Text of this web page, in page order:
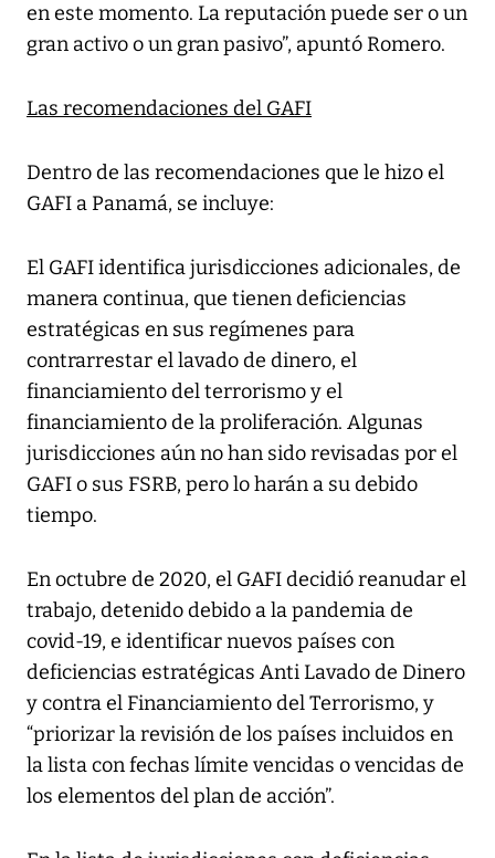
en este momento. La reputación puede ser o un
gran activo o un gran pasivo”, apuntó Romero.
Las recomendaciones del GAFI
Dentro de las recomendaciones que le hizo el
GAFI a Panamá, se incluye:
El GAFI identifica jurisdicciones adicionales, de
manera continua, que tienen deficiencias
estratégicas en sus regímenes para
contrarrestar el lavado de dinero, el
financiamiento del terrorismo y el
financiamiento de la proliferación. Algunas
jurisdicciones aún no han sido revisadas por el
GAFI o sus FSRB, pero lo harán a su debido
tiempo.
En octubre de 2020, el GAFI decidió reanudar el
trabajo, detenido debido a la pandemia de
covid-19, e identificar nuevos países con
deficiencias estratégicas Anti Lavado de Dinero
y contra el Financiamiento del Terrorismo, y
“priorizar la revisión de los países incluidos en
la lista con fechas límite vencidas o vencidas de
los elementos del plan de acción”.